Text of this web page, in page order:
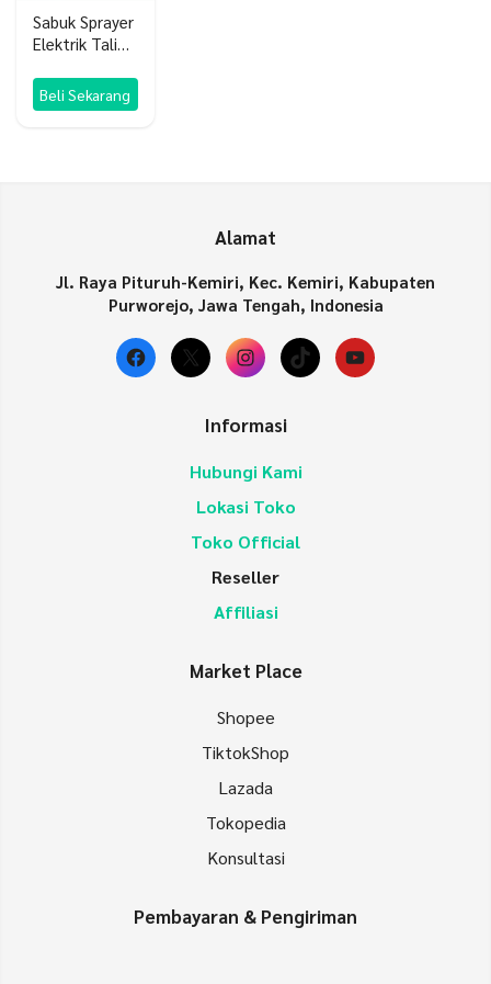
Sabuk Sprayer
Elektrik Tali
Semprotan
Cas
Beli Sekarang
Alamat
Jl. Raya Pituruh-Kemiri, Kec. Kemiri, Kabupaten
Purworejo, Jawa Tengah, Indonesia
Facebook
X Instagram
TikTokYouTube
Informasi
Hubungi Kami
Lokasi Toko
Toko Official
Reseller
Affiliasi
Market Place
Shopee
TiktokShop
Lazada
Tokopedia
Konsultasi
Pembayaran & Pengiriman